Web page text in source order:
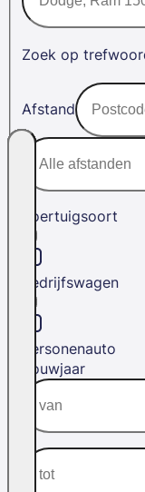
Zoek op
Afstand
Voertuigsoort
Bedrijfswagen
Personenauto
Bouwjaar